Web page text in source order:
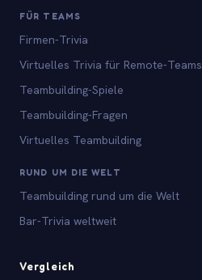
FÜR TEAMS
Firmen-Trivia
Virtuelles Trivia für Remote-Teams
Teambuilding-Spiele
Teambuilding-Fragen
Virtuelles Teambuilding
RUND UM DIE WELT
Teambuilding rund um die Welt
Bar-Trivia weltweit
Vergleich